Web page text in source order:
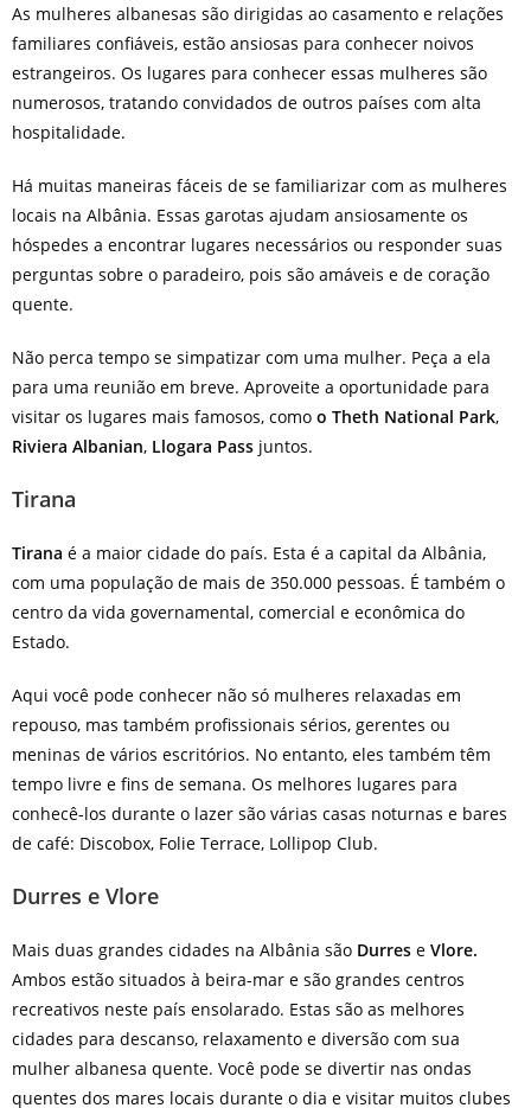
As mulheres albanesas são dirigidas ao casamento e relações
familiares confiáveis, estão ansiosas para conhecer noivos
estrangeiros. Os lugares para conhecer essas mulheres são
numerosos, tratando convidados de outros países com alta
hospitalidade.
Há muitas maneiras fáceis de se familiarizar com as mulheres
locais na Albânia. Essas garotas ajudam ansiosamente os
hóspedes a encontrar lugares necessários ou responder suas
perguntas sobre o paradeiro, pois são amáveis e de coração
quente.
Não perca tempo se simpatizar com uma mulher. Peça a ela
para uma reunião em breve. Aproveite a oportunidade para
visitar os lugares mais famosos, como o Theth National Park,
Riviera Albanian, Llogara Passjuntos.
Tirana
Tirana é a maior cidade do país. Esta é a capital da Albânia,
com uma população de mais de 350.000 pessoas. É também o
centro da vida governamental, comercial e econômica do
Estado.
Aqui você pode conhecer não só mulheres relaxadas em
repouso, mas também profissionais sérios, gerentes ou
meninas de vários escritórios. No entanto, eles também têm
tempo livre e fins de semana. Os melhores lugares para
conhecê-los durante o lazer são várias casas noturnas e bares
de café: Discobox, Folie Terrace, Lollipop Club.
Durres e Vlore
Mais duas grandes cidades na Albânia são Durrese Vlore.
Ambos estão situados à beira-mar e são grandes centros
recreativos neste país ensolarado. Estas são as melhores
cidades para descanso, relaxamento e diversão com sua
mulher albanesa quente. Você pode se divertir nas ondas
quentes dos mares locais durante o dia e visitar muitos clubes